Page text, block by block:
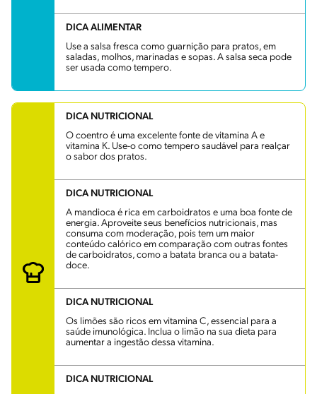
DICA ALIMENTAR
Use a salsa fresca como guarnição para pratos, em
saladas, molhos, marinadas e sopas. A salsa seca pode
ser usada como tempero.
DICA NUTRICIONAL
O coentro é uma excelente fonte de vitamina A e
vitamina K. Use-o como tempero saudável para realçar
o sabor dos pratos.
DICA NUTRICIONAL
A mandioca é rica em carboidratos e uma boa fonte de
energia. Aproveite seus benefícios nutricionais, mas
consuma com moderação, pois tem um maior
conteúdo calórico em comparação com outras fontes
de carboidratos, como a batata branca ou a batata-
doce.
DICA NUTRICIONAL
Os limões são ricos em vitamina C, essencial para a
saúde imunológica. Inclua o limão na sua dieta para
aumentar a ingestão dessa vitamina.
DICA NUTRICIONAL